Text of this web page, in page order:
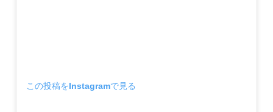
この投稿をInstagramで見る